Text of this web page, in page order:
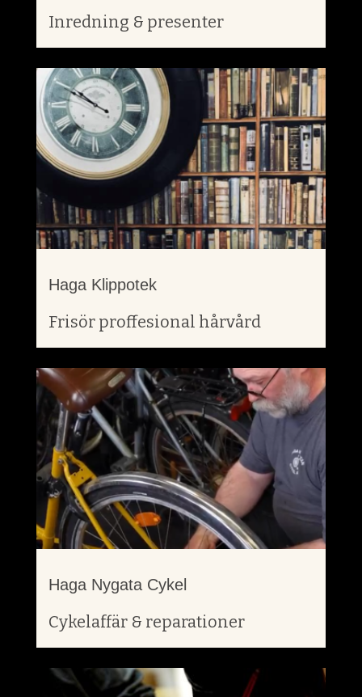
Inredning & presenter
Haga Klippotek
Frisör proffesional hårvård
Haga Nygata Cykel
Cykelaffär & reparationer